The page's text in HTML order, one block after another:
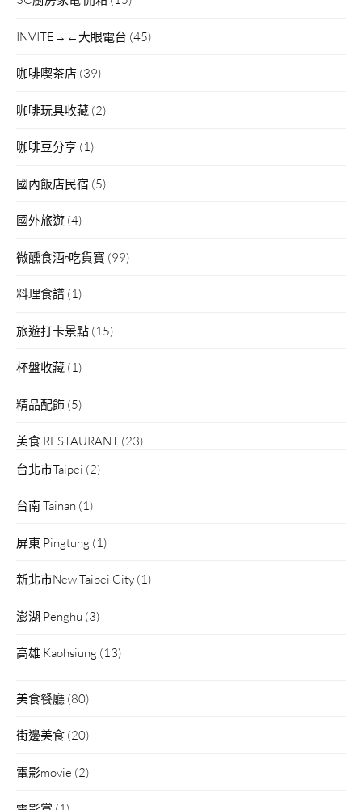
INVITE→←大眼電台 (45)
咖啡喫茶店 (39)
咖啡玩具收藏 (2)
咖啡豆分享 (1)
國內飯店民宿 (5)
國外旅遊 (4)
微醺食酒▫吃貨寶 (99)
料理食譜 (1)
旅遊打卡景點 (15)
杯盤收藏 (1)
精品配飾 (5)
美食 RESTAURANT (23)
台北市Taipei (2)
台南 Tainan (1)
屏東 Pingtung (1)
新北市New Taipei City (1)
澎湖 Penghu (3)
高雄 Kaohsiung (13)
美食餐廳 (80)
街邊美食 (20)
電影movie (2)